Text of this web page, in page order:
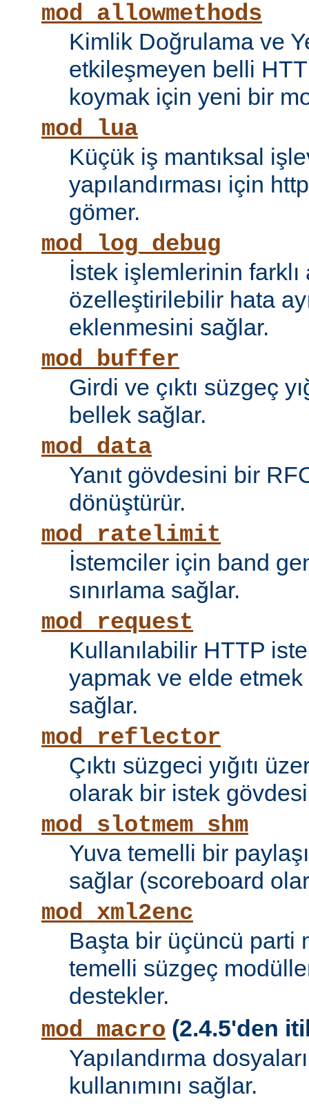
mod_allowmethods
Kimlik Doğrulama ve
etkileşmeyen belli
koymak için yeni bir
mod_lua
Küçük iş mantıksal
yapılandırması için
gömer.
mod_log_debug
İstek işlemlerinin farklı
özelleştirilebilir hata
eklenmesini sağlar.
mod_buffer
Girdi ve çıktı süzgeç
bellek sağlar.
mod_data
Yanıt gövdesini bir
dönüştürür.
mod_ratelimit
İstemciler için band
sınırlama sağlar.
mod_request
Kullanılabilir HTTP
yapmak ve elde
sağlar.
mod_reflector
Çıktı süzgeci yığıtı
olarak bir istek
mod_slotmem_shm
Yuva temelli bir
sağlar (scoreboard
mod_xml2enc
Başta bir üçüncü parti
temelli süzgeç
destekler.
mod_macro (2.4.5'den
Yapılandırma
kullanımını sağlar.